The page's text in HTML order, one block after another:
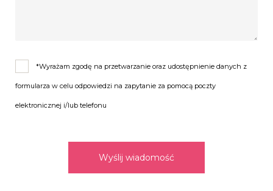
*Wyrażam zgodę na przetwarzanie oraz udostępnienie danych z
formularza w celu odpowiedzi na zapytanie za pomocą poczty
elektronicznej i/lub telefonu
Wyślij wiadomość